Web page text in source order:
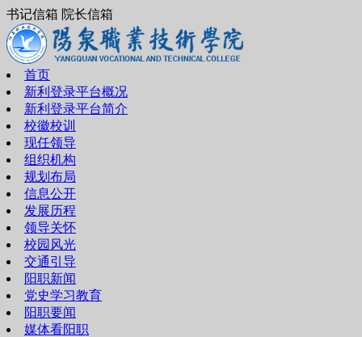
书记信箱 院长信箱
首页
新利登录平台概况
新利登录平台简介
校徽校训
现任领导
组织机构
规划布局
信息公开
发展历程
领导关怀
校园风光
交通引导
阳职新闻
党史学习教育
阳职要闻
媒体看阳职